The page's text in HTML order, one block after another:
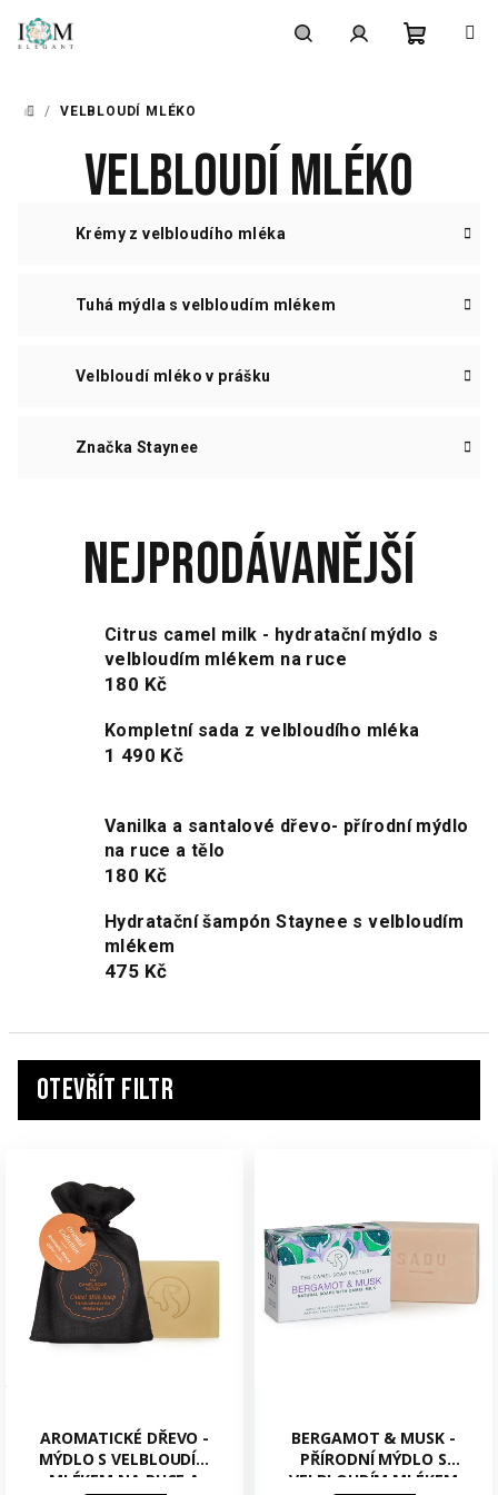
obsah
DOMŮ
/ VELBLOUDÍ MLÉKO
Velbloudí mléko
Krémy z velbloudího mléka
Tuhá mýdla s velbloudím mlékem
Velbloudí mléko v prášku
Značka Staynee
Nejprodávanější
Citrus camel milk - hydratační mýdlo s
velbloudím mlékem na ruce
180 Kč
Kompletní sada z velbloudího mléka
1 490 Kč
Vanilka a santalové dřevo- přírodní mýdlo
na ruce a tělo
180 Kč
Hydratační šampón Staynee s velbloudím
mlékem
475 Kč
Otevřít filtr
AROMATICKÉ DŘEVO -
MÝDLO S VELBLOUDÍM
MLÉKEM NA RUCE A
BERGAMOT & MUSK -
PŘÍRODNÍ MÝDLO S
VELBLOUDÍM MLÉKEM